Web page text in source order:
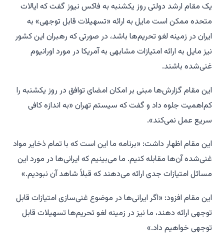
یک مقام ارشد دولتی روز یکشنبه به فاکس نیوز گفت که ایالات
متحده ممکن است مایل به ارائه «تسهیلات قابل توجهی» به
ایران در زمینه لغو تحریم‌ها باشد، در صورتی که رهبران این کشور
نیز مایل به ارائه امتیازات مشابهی به آمریکا در مورد اورانیوم
غنی‌شده باشند.
این مقام گزارش‌ها مبنی بر امکان امضای توافق در روز یکشنبه را
کم‌اهمیت جلوه داد و گفت که سیستم تهران «به اندازه کافی
سریع عمل نمی‌کند».
این مقام اظهار داشت: «برنامه ما این است که با تمام ذخایر مواد
غنی‌شده آن‌ها مقابله کنیم. ما می‌بینیم که ایرانی‌ها در مورد این
مسائل امتیازات جدی ارائه می‌دهند که قبلاً شاهد آن نبودیم.»
این مقام افزود: «اگر ایرانی‌ها در موضوع غنی‌سازی امتیازات قابل
توجهی ارائه دهند، ما نیز در زمینه لغو تحریم‌ها تسهیلات قابل
توجهی خواهیم داد.»